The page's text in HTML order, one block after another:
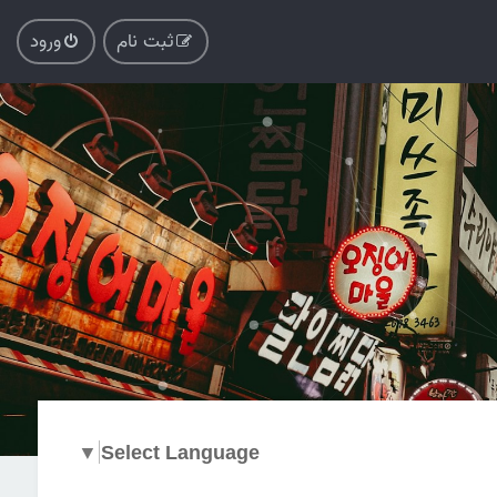
ورود ثبت نام
Select Language
▼